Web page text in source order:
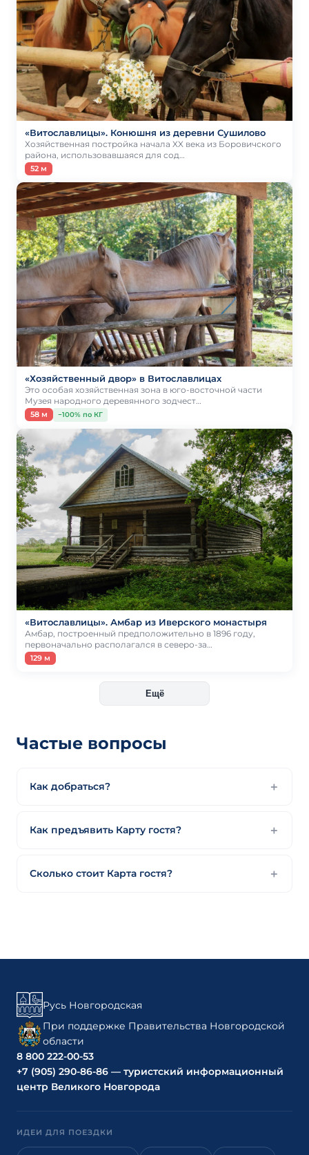
«Витославлицы». Конюшня из деревни Сушилово
Хозяйственная постройка начала XX века из Боровичского
района, использовавшаяся для сод…
52 м
«Хозяйственный двор» в Витославлицах
Это особая хозяйственная зона в юго-восточной части
Музея народного деревянного зодчест…
58 м −100% по КГ
«Витославлицы». Амбар из Иверского монастыря
Амбар, построенный предположительно в 1896 году,
первоначально располагался в северо-за…
129 м
Ещё
Частые вопросы
Как добраться?
Как предъявить Карту гостя?
Сколько стоит Карта гостя?
Русь Новгородская
При поддержке Правительства Новгородской
области
8 800 222-00-53
+7 (905) 290-86-86 — туристский информационный
центр Великого Новгорода
ИДЕИ ДЛЯ ПОЕЗДКИ